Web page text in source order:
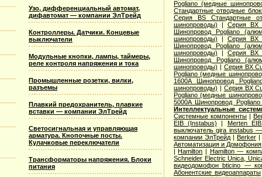
Узо, дифференциальный автомат,
дифавтомат — компании ЭлТрейд
Контроллеры. Датчики. Концевые
выключатели
Модульные кнопки, лампы, таймеры,
реле контроля напряжения и тока
Промышленные розетки, вилки,
разъемы
Плавкий предохранитель, плавкие
вставки — компании ЭлТрейд
Светосигнальная и управляющая
арматура. Кнопочные посты.
Кулачковые переключатели
Трансформаторы напряжения. Блоки
питания
Pogliano (медные
Стандартные отводные
Серия ВS Стандартные
шинопроводы) | Серия ВХ
Шинопровод Pogliano
шинопроводы) | Серия ВХ
Шинопровод Pogliano
шинопроводы) | Серия ВХ
Шинопровод Pogliano
шинопроводы) | Серия ВХ
Pogliano (медные
1600A Шинопровод
шинопроводы) | Серия ВХ
Pogliano (медные
5000A Шинопровод
Интеллектуальные
Системные компоненты |
ЕIB (Instabus) | Merten
выключатель gira instabus
компании ЭлТрейд| Berker
Автоматизация и Домофония
|Hamilton | Hamilton —
Schneider Electric Unica,
видеодомофон bticino —
Абонентские видеоаппараты